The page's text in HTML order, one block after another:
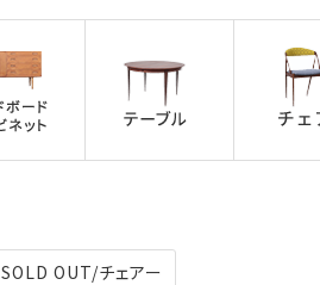
SOLD OUT/チェアー